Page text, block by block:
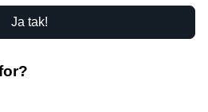
Ja tak!